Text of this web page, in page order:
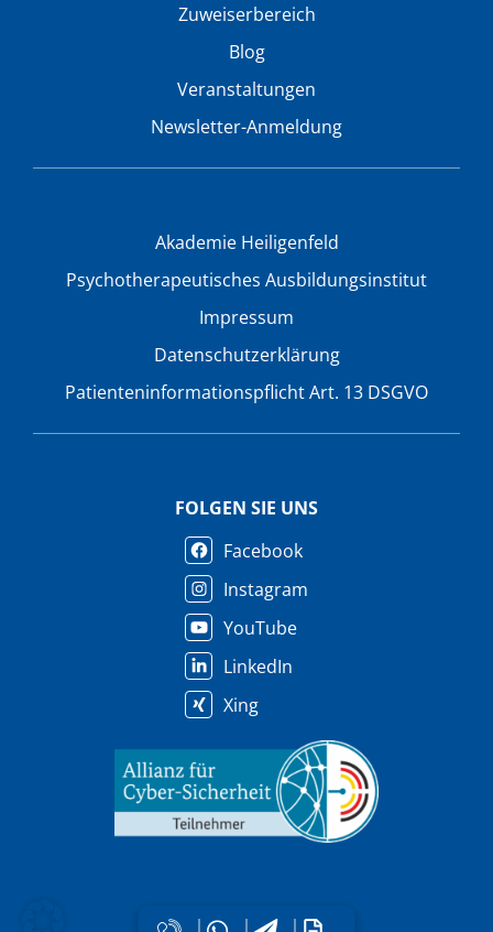
Zuweiserbereich
Blog
Veranstaltungen
Newsletter-Anmeldung
Akademie Heiligenfeld
Psychotherapeutisches Ausbildungsinstitut
Impressum
Datenschutzerklärung
Patienteninformationspflicht Art. 13 DSGVO
FOLGEN SIE UNS
Facebook
Instagram
YouTube
LinkedIn
Xing